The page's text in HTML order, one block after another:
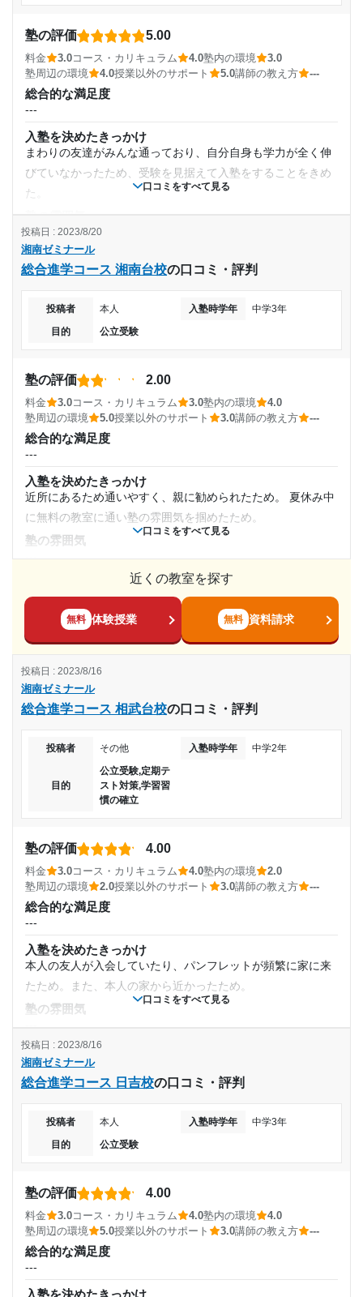
らかった。また、講師は忙しそうで生徒のプライベートや個
人の相談などには構いたくても構えないような状況に思え
た。
自身は当時中学生だったために格別記憶に残っているわけで
はないが、それでも高かった印象がある
口コミをすべて見る
塾の評価 5.00
料金 3.0コース・カリキュラム 4.0塾内の環境
3.0
塾周辺の環境
4.0授業以外のサポート 5.0講師の教え方 ---
総合的な満足度
---
入塾を決めたきっかけ
まわりの友達がみんな通っており、自分自身も学力が全く伸
びていなかったため、受験を見据えて入塾をすることをきめ
た。
---
料金
他の塾と比べて集団塾ということもあり、料金は安めだった
います
コース・カリキュラム
コースにわけられ、それぞれのレベルに沿った授業が行われ
ていた
講師の教え方
---
塾内の環境
あるが、プリンターやエアコンも内装されていて、快適だっ
塾周辺の環境
全員がそれぞれの目標に向かって熱心に勉強しており、みん
を高め合える環境でした
授業以外のサポート
(相談・面談、家庭学習のサポート、授業以外のコミュニケーション等)
悩み事などの相談も乗ってくれたり、授業でわからなかった
くれていた
利用詳細
2017年以前〜2018年2月(2ヶ月以上)
入塾時の学年
受講コース
通年
通塾頻度
---
---
達成
目的の達成理由
口コミをすべて見る
湘南ゼミナール
総合進学コース 湘南台校の口コミ・評判
投稿日 : 2023/8/20
投稿者 本人 入塾時学年
中学3年
目的
公立受験
塾の評価 2.00
料金 3.0コース・カリキュラム 3.0塾内の環境
4.0
塾周辺の環境
5.0授業以外のサポート 3.0講師の教え方 ---
総合的な満足度
---
入塾を決めたきっかけ
近所にあるため通いやすく、親に勧められたため。 夏休み中
に無料の教室に通い塾の雰囲気を掴めたため。
塾の雰囲気
そこまで高いとは思わないが、特段安いということも無い。
周辺の塾と比べると値段とコース内容は釣り合っていると感
じる。
全科目学べるのが良い。特段ダメな教科がない限りはこれで
よいと思う。基礎科目の国数英の回数が多いため理社が苦手
な方はあまり向かないかも
私が通っていた頃は綺麗だった。自習室はそこまで広くはな
駅が近くにあるため通いやすい。周辺にコンビニ等もあるの
でお昼ご飯や夜ご飯を買っていくこともできるため便利
授業以外のサポート
(相談・面談、家庭学習のサポート、授業以外のコミュニケーション等)
休んだときに授業動画が見られるのは良い。授業外でも相談
に乗ってもらっている生徒は見かけた。
利用詳細
通塾期間
入塾時の学年
受講コース
通塾頻度
---
1日あたりの授業時間
近くの教室を探す
無料 体験授業 無料 資料請求
口コミをすべて見る
湘南ゼミナール
総合進学コース 相武台校の口コミ・評判
投稿日 : 2023/8/16
投稿者 その他 入塾時学年 中学2年
目的
公立受験,定期テ
スト対策,学習習
慣の確立
塾の評価 4.00
料金 3.0コース・カリキュラム 4.0塾内の環境
2.0
塾周辺の環境
2.0授業以外のサポート 3.0講師の教え方 ---
総合的な満足度
---
入塾を決めたきっかけ
本人の友人が入会していたり、パンフレットが頻繁に家に来
たため。また、本人の家から近かったため。
塾の雰囲気
料金
相場だと感じた。周辺地域に多い共働き世帯には少し重い出
費になるが本人の将来のためならと考え出す親が多いらし
コース・カリキュラム
授業や課題へのサポートが手厚い。また、応用的な考え方も
講師の教え方
---
塾内の環境
不便に思うことはなかったそうだ。
湘南ゼミナール
総合進学コース 日吉校の口コミ・評判
投稿日 : 2023/8/16
投稿者 本人 入塾時学年
中学3年
目的
公立受験
塾の評価 4.00
料金 3.0コース・カリキュラム 4.0塾内の環境
4.0
塾周辺の環境
5.0授業以外のサポート 3.0講師の教え方 ---
総合的な満足度
---